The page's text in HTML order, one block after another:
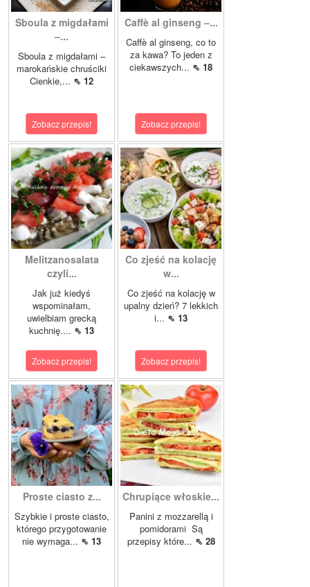
Sboula z migdałami
–...
Sboula z migdałami –
marokańskie chruściki
Cienkie,... ⇖ 12
Zobacz przepis!
Caffè al ginseng –...
Caffè al ginseng, co to
za kawa? To jeden z
ciekawszych... ⇖ 18
Zobacz przepis!
Melitzanosalata
czyli...
Jak już kiedyś
wspominałam,
uwielbiam grecką
kuchnię.... ⇖ 13
Zobacz przepis!
Co zjeść na kolację
w...
Co zjeść na kolację w
upalny dzień? 7 lekkich
i... ⇖ 13
Zobacz przepis!
Proste ciasto z...
Szybkie i proste ciasto,
którego przygotowanie
nie wymaga... ⇖ 13
Chrupiące włoskie...
Panini z mozzarellą i
pomidorami Są
przepisy które... ⇖ 28